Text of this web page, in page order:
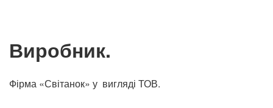
Виробник.
Фірма «Світанок» у вигляді ТОВ.